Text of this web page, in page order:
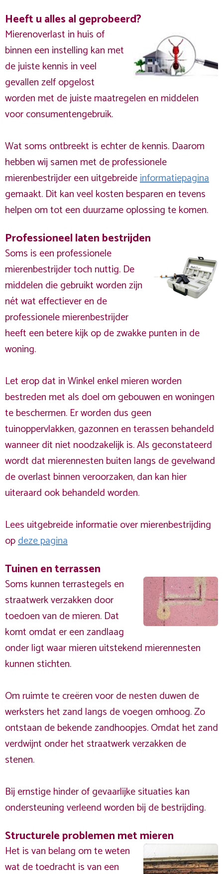
Heeft u alles al geprobeerd?
Mierenoverlast in huis of
binnen een instelling kan met
de juiste kennis in veel
gevallen zelf opgelost
worden met de juiste maatregelen en middelen
voor consumentengebruik.
Wat soms ontbreekt is echter de kennis. Daarom
hebben wij samen met de professionele
mierenbestrijder een uitgebreideinformatiepagina
gemaakt. Dit kan veel kosten besparen en tevens
helpen om tot een duurzame oplossing te komen.
Professioneel laten bestrijden
Soms is een professionele
mierenbestrijder toch nuttig. De
middelen die gebruikt worden zijn
nét wat effectiever en de
professionele mierenbestrijder
heeft een betere kijk op de zwakke punten in de
woning.
Let erop dat in Winkel enkel mieren worden
bestreden met als doel om gebouwen en woningen
te beschermen. Er worden dus geen
tuinoppervlakken, gazonnen en terassen behandeld
wanneer dit niet noodzakelijk is. Als geconstateerd
wordt dat mierennesten buiten langs de gevelwand
de overlast binnen veroorzaken, dan kan hier
uiteraard ook behandeld worden.
Lees uitgebreide informatie over mierenbestrijding
opdeze pagina
Tuinen en terrassen
Soms kunnen terrastegels en
straatwerk verzakken door
toedoen van de mieren. Dat
komt omdat er een zandlaag
onder ligt waar mieren uitstekend mierennesten
kunnen stichten.
Om ruimte te creëren voor de nesten duwen de
werksters het zand langs de voegen omhoog. Zo
ontstaan de bekende zandhoopjes. Omdat het zand
verdwijnt onder het straatwerk verzakken de
stenen.
Bij ernstige hinder of gevaarlijke situaties kan
ondersteuning verleend worden bij de bestrijding.
Structurele problemen met mieren
Het is van belang om te weten
wat de toedracht is van een